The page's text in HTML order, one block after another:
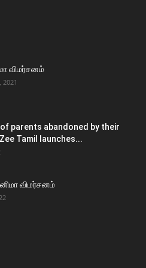
விமர்சனம்
2021
parents abandoned by their
Tamil launches...
விமர்சனம்